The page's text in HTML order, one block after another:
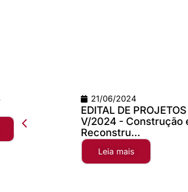
EDITAL DE PROJETOS
V/2024 - Construção e
Reconstru...
Teste
Leia